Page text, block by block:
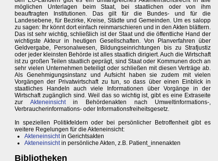
möglichen Unterlagen beim Staat, bei staatlichen oder von ihm
beauftragten Institutionen. Das gilt für die Bundes- und für die
Landesebene, für Bezirke, Kreise, Städte und Gemeinden. Um es salopp
zu sagen: Ihr könnt dort einfach reinmarschieren und in den Akten blättern.
Das ist sehr wichtig, schließlich ist der Staat und die öffentliche Hand der
wichtigste Akteur in heutigen Gesellschaften. Von Planverfahren über
Geldvergabe, Personalwesen, Bildungseinrichtungen bis zu Strafjustiz
oder jeder kleinsten Behörde ist alles staatlich dirigiert. Auch die Wirtschaft
ist zu großen Teilen staatlich geprägt, sind Staat oder Kommunen doch an
sehr vielen Unternehmen beteiligt oder schließen mit diesen Verträge ab.
Als Genehmigungsinstanz und Aufsicht haben sie zudem mit vielen
Vorgängen der Privatwirtschaft zu tun, so dass über einen Einblick in
staatliches Handeln auch viele Informationen über Vorgänge in der
Wirtschaft zugänglich sind. Weil das so wichtig ist, gibt es eine Extraseite
zur Akteneinsichtin Behördenakten nach Umweltinformations-,
Verbraucherinformations- oder Informationsfreiheitsgesetz.
In speziellen Politikfeldern oder bei persönlicher Betroffenheit gibt es
weitere Regelungen für die Akteneinsicht:
Akteneinsichtin Gerichtsakten
Akteneinsichtin persönliche Akten, z.B. Patient_innenakten
Bibliotheken